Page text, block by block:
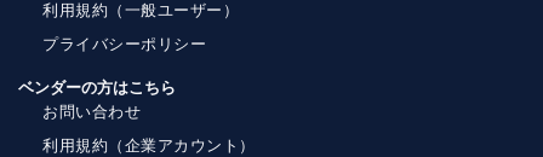
利用規約（一般ユーザー）
プライバシーポリシー
ベンダーの方はこちら
お問い合わせ
利用規約（企業アカウント）